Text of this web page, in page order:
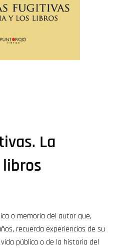
La
o memoria del autor que,
recuerda experiencias de su
pública o de la historia del